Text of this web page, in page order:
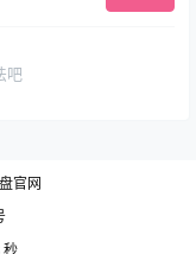
吧
官网
秒